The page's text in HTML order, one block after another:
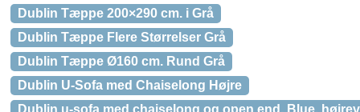
Dublin Tæppe 200×290 cm. i Grå
Dublin Tæppe Flere Størrelser Grå
Dublin Tæppe Ø160 cm. Rund Grå
Dublin U-Sofa med Chaiselong Højre
Dublin u-sofa med chaiselong og open end, Blue,